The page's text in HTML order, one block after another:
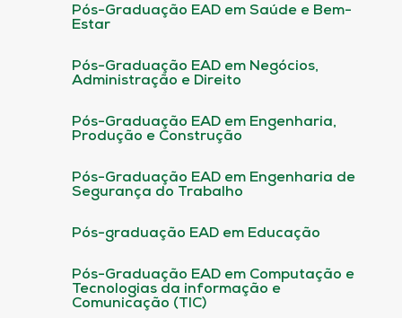
Pós-Graduação EAD em Saúde e Bem-
Estar
Pós-Graduação EAD em Negócios,
Administração e Direito
Pós-Graduação EAD em Engenharia,
Produção e Construção
Pós-Graduação EAD em Engenharia de
Segurança do Trabalho
Pós-graduação EAD em Educação
Pós-Graduação EAD em Computação e
Tecnologias da informação e
Comunicação (TIC)